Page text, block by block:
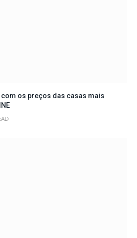
com os preços das casas mais